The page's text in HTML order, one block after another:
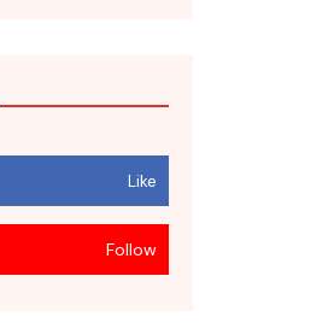
Like
Follow